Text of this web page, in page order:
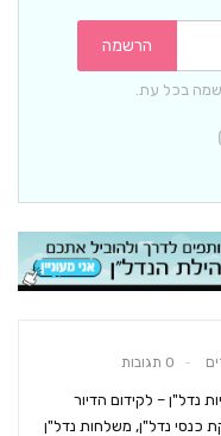
הרשמה
בכל עת.
0 תגובות
נדל"ן – לקידום הדיור
נדל"ן, משלחות נדל"ן